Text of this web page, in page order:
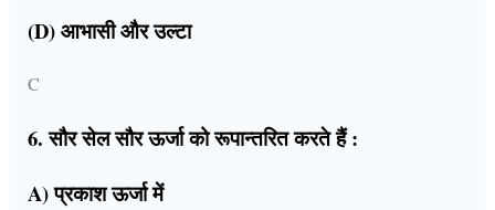
(D) आभासी और उल्टा
C
6. सौर सेल सौर ऊर्जा को रूपान्तरित करते हैं :
A) प्रकाश ऊर्जा में